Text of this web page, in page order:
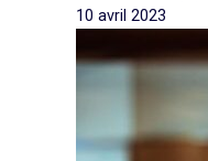
10 avril 2023